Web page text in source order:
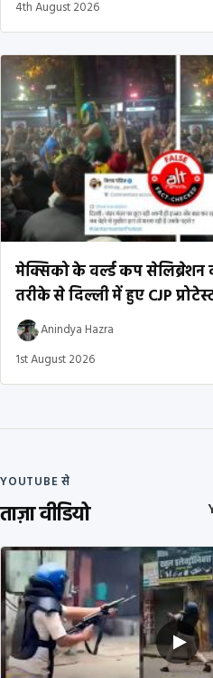
4th August 2026
मेक्सिको के वर्ल्ड कप सेलिब्रेशन
तरीके से दिल्ली में हुए CJP
Anindya Hazra
1st August 2026
YOUTUBE से
ताज़ा वीडियो